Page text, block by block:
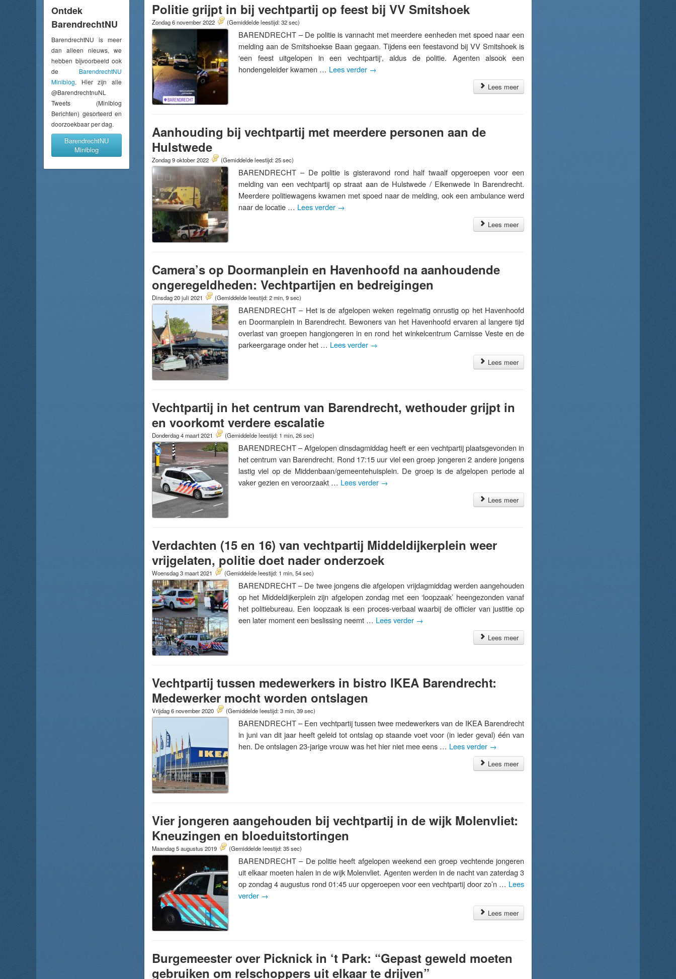
Ontdek
BarendrechtNU
BarendrechtNU is meer
dan alleen nieuws, we
hebben bijvoorbeeld ook
de BarendrechtNU
Miniblog. Hier zijn alle
@BarendrechtnuNL
Tweets (Miniblog
Berichten) gesorteerd en
doorzoekbaar per dag.
BarendrechtNU
Miniblog
Politie grijpt in bij vechtpartij op feest bij VV Smitshoek
Zondag 6 november 2022 (Gemiddelde leestijd: 32 sec)
BARENDRECHT – De politie is vannacht met meerdere eenheden met spoed naar een
melding aan de Smitshoekse Baan gegaan. Tijdens een feestavond bij VV Smitshoek is
‘een feest uitgelopen in een vechtpartij‘, aldus de politie. Agenten alsook een
hondengeleider kwamen … Lees verder →
Lees meer
Aanhouding bij vechtpartij met meerdere personen aan de
Hulstwede
Zondag 9 oktober 2022 (Gemiddelde leestijd: 25 sec)
BARENDRECHT – De politie is gisteravond rond half twaalf opgeroepen voor een
melding van een vechtpartij op straat aan de Hulstwede / Eikenwede in Barendrecht.
Meerdere politiewagens kwamen met spoed naar de melding, ook een ambulance werd
naar de locatie … Lees verder →
Lees meer
Camera’s op Doormanplein en Havenhoofd na aanhoudende
ongeregeldheden: Vechtpartijen en bedreigingen
Dinsdag 20 juli 2021 (Gemiddelde leestijd: 2 min, 9 sec)
BARENDRECHT – Het is de afgelopen weken regelmatig onrustig op het Havenhoofd
en Doormanplein in Barendrecht. Bewoners van het Havenhoofd ervaren al langere tijd
overlast van groepen hangjongeren in en rond het winkelcentrum Carnisse Veste en de
parkeergarage onder het … Lees verder →
Lees meer
Vechtpartij in het centrum van Barendrecht, wethouder grijpt in
en voorkomt verdere escalatie
Donderdag 4 maart 2021 (Gemiddelde leestijd: 1 min, 26 sec)
BARENDRECHT – Afgelopen dinsdagmiddag heeft er een vechtpartij plaatsgevonden in
het centrum van Barendrecht. Rond 17:15 uur viel een groep jongeren 2 andere jongens
lastig viel op de Middenbaan/gemeentehuisplein. De groep is de afgelopen periode al
vaker gezien en veroorzaakt … Lees verder →
Lees meer
Verdachten (15 en 16) van vechtpartij Middeldijkerplein weer
vrijgelaten, politie doet nader onderzoek
Woensdag 3 maart 2021 (Gemiddelde leestijd: 1 min, 54 sec)
BARENDRECHT – De twee jongens die afgelopen vrijdagmiddag werden aangehouden
op het Middeldijkerplein zijn afgelopen zondag met een ‘loopzaak’ heengezonden vanaf
het politiebureau. Een loopzaak is een proces-verbaal waarbij de officier van justitie op
een later moment een beslissing neemt … Lees verder →
Lees meer
Vechtpartij tussen medewerkers in bistro IKEA Barendrecht:
Medewerker mocht worden ontslagen
Vrijdag 6 november 2020 (Gemiddelde leestijd: 3 min, 39 sec)
BARENDRECHT – Een vechtpartij tussen twee medewerkers van de IKEA Barendrecht
in juni van dit jaar heeft geleid tot ontslag op staande voet voor (in ieder geval) één van
hen. De ontslagen 23-jarige vrouw was het hier niet mee eens … Lees verder →
Lees meer
Vier jongeren aangehouden bij vechtpartij in de wijk Molenvliet:
Kneuzingen en bloeduitstortingen
Maandag 5 augustus 2019 (Gemiddelde leestijd: 35 sec)
BARENDRECHT – De politie heeft afgelopen weekend een groep vechtende jongeren
uit elkaar moeten halen in de wijk Molenvliet. Agenten werden in de nacht van zaterdag 3
op zondag 4 augustus rond 01:45 uur opgeroepen voor een vechtpartij door zo’n … Lees
verder →
Lees meer
Burgemeester over Picknick in ‘t Park: “Gepast geweld moeten
gebruiken om relschoppers uit elkaar te drijven”